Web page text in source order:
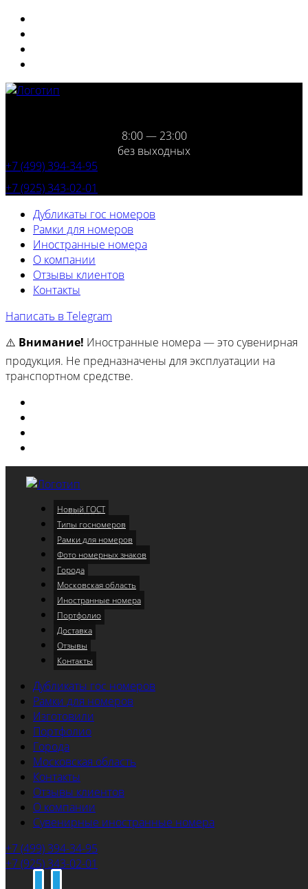
8:00 — 23:00
без выходных
+7 (499) 394-34-95
+7 (925) 343-02-01
Дубликаты гос номеров
Рамки для номеров
Иностранные номера
О компании
Отзывы клиентов
Контакты
Написать в Telegram
⚠️ Внимание! Иностранные номера — это сувенирная
продукция. Не предназначены для эксплуатации на
транспортном средстве.
Меню
Новый ГОСТ
Типы госномеров
Рамки для номеров
Фото номерных знаков
Города
Московская область
Иностранные номера
Портфолио
Доставка
Отзывы
Контакты
Дубликаты гос номеров
Рамки для номеров
Изготовили
Портфолио
Города
Московская область
Контакты
Отзывы клиентов
О компании
Сувенирные иностранные номера
+7 (499) 394-34-95
+7 (925) 343-02-01